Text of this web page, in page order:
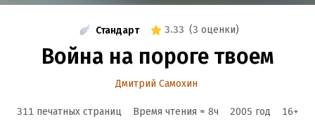
Стандарт 3.33 (3 оценки)
Война на пороге твоем
Дмитрий Самохин
311 печатных страниц Время чтения ≈ 8ч 2005 год 16+